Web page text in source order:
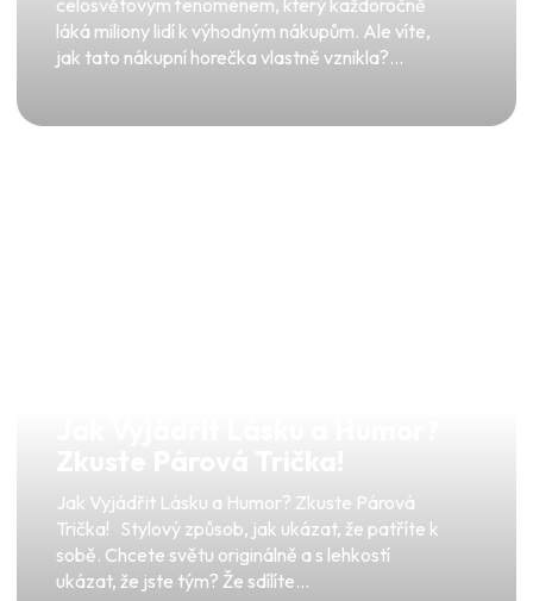
celosvětovým fenoménem, který každoročně
láká miliony lidí k výhodným nákupům. Ale víte,
jak tato nákupní horečka vlastně vznikla?...
Jak Vyjádřit Lásku a Humor? Zkuste Párová
Trička! Stylový způsob, jak ukázat, že patříte k
sobě. Chcete světu originálně a s lehkostí
ukázat, že jste tým? Že sdílíte...